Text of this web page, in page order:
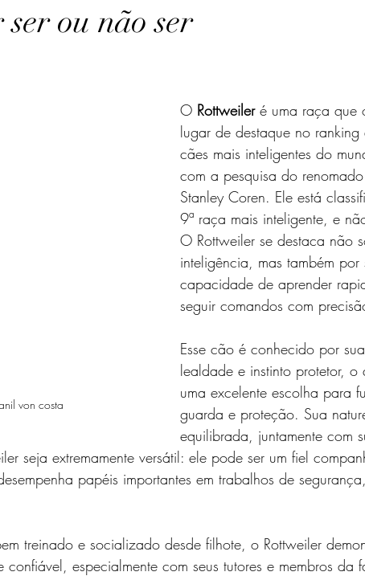
ou não ser
5 estrelas.
von costa
O Rottweiler é uma raça que
lugar de destaque no
cães mais inteligentes do
com a pesquisa do
Stanley Coren. Ele está
9ª raça mais inteligente, e
O Rottweiler se destaca não
inteligência, mas também por
capacidade de aprender
seguir comandos com
Esse cão é conhecido por
lealdade e instinto protetor, o
uma excelente escolha para
guarda e proteção. Sua
equilibrada, juntamente com
seja extremamente versátil: ele pode ser um fiel
papéis importantes em trabalhos de
treinado e socializado desde filhote, o Rottweiler
especialmente com seus tutores e membros da